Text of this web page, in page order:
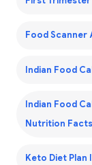
Food Scanner
Indian Food
Indian Food
Nutrition
Keto Diet Plan